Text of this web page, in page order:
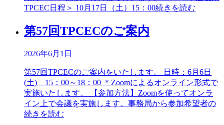
TPCEC日程＞ 10月17日（土）15：00続きを読む
第57回TPCECのご案内
2026年6月1日
第57回TPCECのご案内をいたします。 日時：6月6日
(土) 15：00～18：00 ＊Zoomによるオンライン形式で
実施いたします。 【参加方法】Zoomを使ってオンラ
イン上で会議を実施します。事務局から参加希望者の
続きを読む